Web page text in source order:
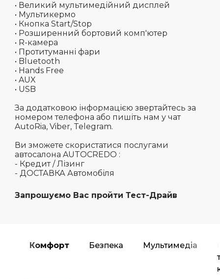
• Великий мультимедійний дисплей
• Мультикермо
• Кнопка Start/Stop
• Розширенний бортовий комп'ютер
• R-камера
• Протитуманні фари
• Bluetooth
• Hands Free
• AUX
• USB
За додатковою інформацією звертайтесь за
номером телефона або пишіть нам у чат
AutoRia, Viber, Telegram.
Ви зможете скористатися послугами
автосалона AUTOCREDO :
- Кредит / Лізинг
- ДОСТАВКА Автомобіля
Запрошуємо Вас пройти Тест-Драйв
Комфорт Безпека Мультимедіа